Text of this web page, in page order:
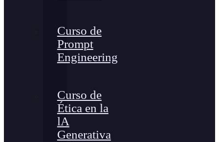
Curso de
Prompt
Engineering
Curso de
Ética en la
lA
Generativa